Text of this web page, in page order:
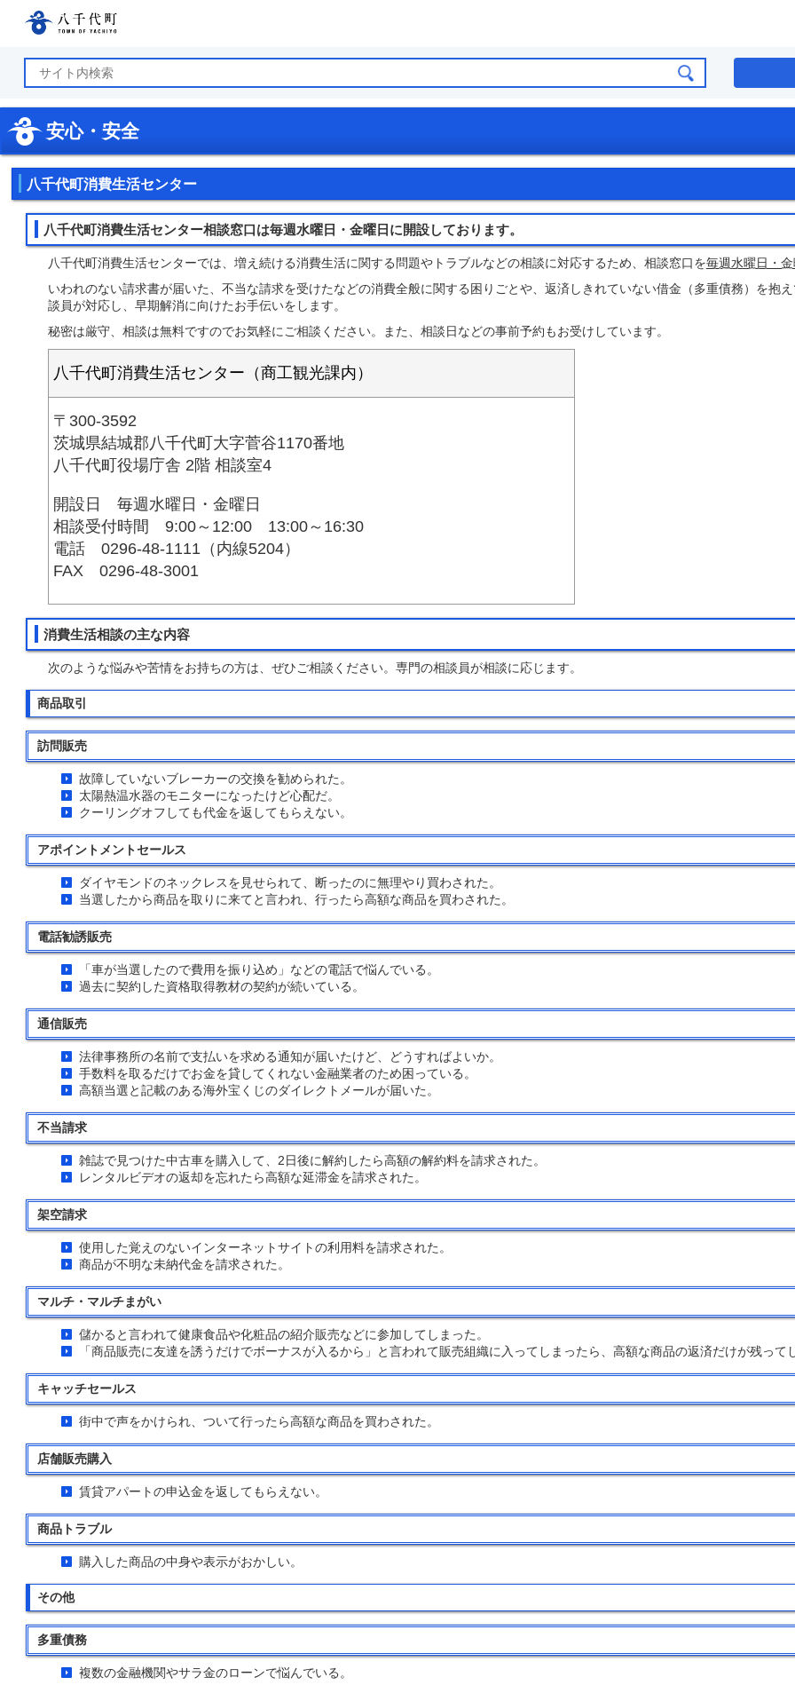
安心・安全
八千代町消費生活センター
八千代町消費生活センター相談窓口は毎週水曜日・金曜日に開設しております。
八千代町消費生活センターでは、増え続ける消費生活に関する問題やトラブルなどの相談に対応するため、相談窓口を毎週水曜日・
いわれのない請求書が届いた、不当な請求を受けたなどの消費全般に関する困りごとや、返済しきれていない借金（多重債務）を抱
談員が対応し、早期解消に向けたお手伝いをします。
秘密は厳守、相談は無料ですのでお気軽にご相談ください。また、相談日などの事前予約もお受けしています。
八千代町消費生活センター（商工観光課内）
〒300-3592
茨城県結城郡八千代町大字菅谷1170番地
八千代町役場庁舎 2階 相談室4
開設日 毎週水曜日・金曜日
相談受付時間 9:00～12:00 13:00～16:30
電話 0296-48-1111（内線5204）
FAX 0296-48-3001
消費生活相談の主な内容
次のような悩みや苦情をお持ちの方は、ぜひご相談ください。専門の相談員が相談に応じます。
商品取引
訪問販売
故障していないブレーカーの交換を勧められた。
太陽熱温水器のモニターになったけど心配だ。
クーリングオフしても代金を返してもらえない。
アポイントメントセールス
ダイヤモンドのネックレスを見せられて、断ったのに無理やり買わされた。
当選したから商品を取りに来てと言われ、行ったら高額な商品を買わされた。
電話勧誘販売
「車が当選したので費用を振り込め」などの電話で悩んでいる。
過去に契約した資格取得教材の契約が続いている。
通信販売
法律事務所の名前で支払いを求める通知が届いたけど、どうすればよいか。
手数料を取るだけでお金を貸してくれない金融業者のため困っている。
高額当選と記載のある海外宝くじのダイレクトメールが届いた。
不当請求
雑誌で見つけた中古車を購入して、2日後に解約したら高額の解約料を請求された。
レンタルビデオの返却を忘れたら高額な延滞金を請求された。
架空請求
使用した覚えのないインターネットサイトの利用料を請求された。
商品が不明な未納代金を請求された。
マルチ・マルチまがい
儲かると言われて健康食品や化粧品の紹介販売などに参加してしまった。
「商品販売に友達を誘うだけでボーナスが入るから」と言われて販売組織に入ってしまったら、高額な商品の返済だけが残って
キャッチセールス
街中で声をかけられ、ついて行ったら高額な商品を買わされた。
店舗販売購入
賃貸アパートの申込金を返してもらえない。
商品トラブル
購入した商品の中身や表示がおかしい。
その他
多重債務
複数の金融機関やサラ金のローンで悩んでいる。